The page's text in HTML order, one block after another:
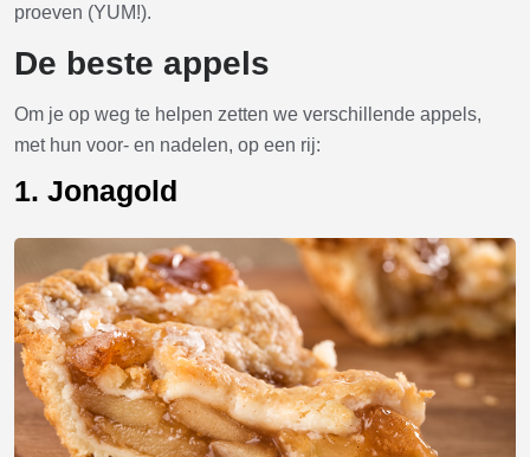
proeven (YUM!).
De beste appels
Om je op weg te helpen zetten we verschillende appels,
met hun voor- en nadelen, op een rij:
1. Jonagold